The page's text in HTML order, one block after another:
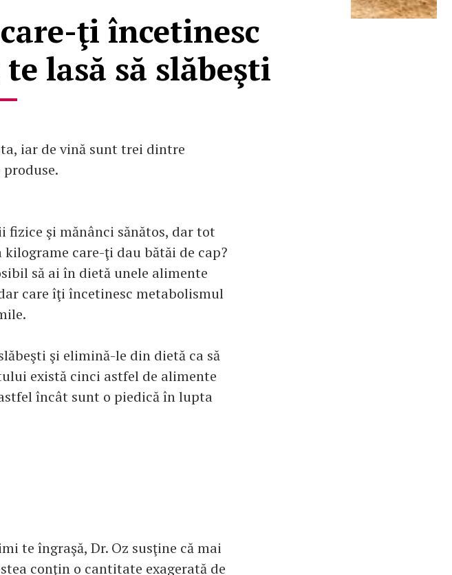
ţi încetinesc
lasă să slăbeşti
iar de vină sunt trei dintre
produse.
şi mănânci sănătos, dar tot
kilograme care-ţi dau bătăi de cap?
să ai în dietă unele alimente
care îţi încetinesc metabolismul
şi elimină-le din dietă ca să
există cinci astfel de alimente
încât sunt o piedică în lupta
te îngraşă, Dr. Oz susţine că mai
conţin o cantitate exagerată de